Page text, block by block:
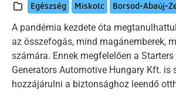
Egészség Miskolc Borsod-Abaúj-
A pandémia kezdete óta
az összefogás, mind magánemberek,
számára. Ennek megfelelően a Starters
Generators Automotive Hungary Kft. is
hozzájárulni a biztonsághoz leendő